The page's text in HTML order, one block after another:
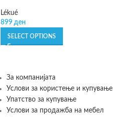
Lékué
899 ден
SELECT OPTIONS
За компанијата
Услови за користење и купување
Упатство за купување
Услови за продажба на мебел